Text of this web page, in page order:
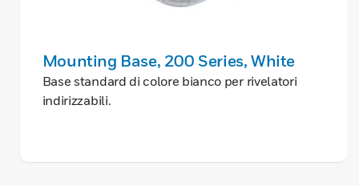
Mounting Base, 200 Series, White
Base standard di colore bianco per rivelatori
indirizzabili.